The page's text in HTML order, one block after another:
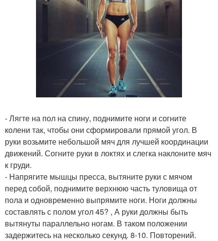
- Лягте на пол на спину, поднимите ноги и согните
колени так, чтобы они сформировали прямой угол. В
руки возьмите небольшой мяч для лучшей координации
движений. Согните руки в локтях и слегка наклоните мяч
к груди.
- Напрягите мышцы пресса, вытяните руки с мячом
перед собой, поднимите верхнюю часть туловища от
пола и одновременно выпрямите ноги. Ноги должны
составлять с полом угол 45? , А руки должны быть
вытянуты параллельно ногам. В таком положении
задержитесь на несколько секунд. 8-10. Повторений.